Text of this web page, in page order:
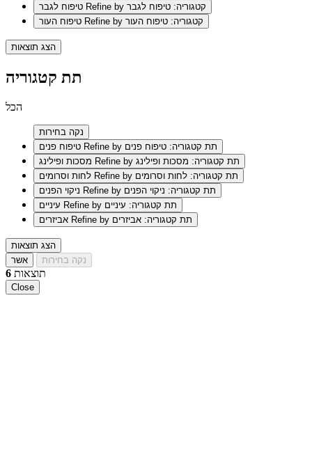
Refine by קטגוריה: טיפוח לגבר
Refine by קטגוריה: טיפוח העור
הצג תוצאות
תת קטגוריה
הכל
נקה בחירות
Refine by תת קטגוריה: טיפוח פנים
Refine by תת קטגוריה: מסכות ופילינג
Refine by תת קטגוריה: לחות וסרומים
Refine by תת קטגוריה: ניקוי הפנים
Refine by תת קטגוריה: עיניים
Refine by תת קטגוריה: אביזרים
הצג תוצאות
אשר
נקה בחירות
6 תוצאות
Close